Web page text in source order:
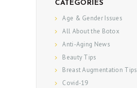
CATEGORIES
Age & Gender Issues
All About the Botox
Anti-Aging News
Beauty Tips
Breast Augmentation Tips
Covid-19